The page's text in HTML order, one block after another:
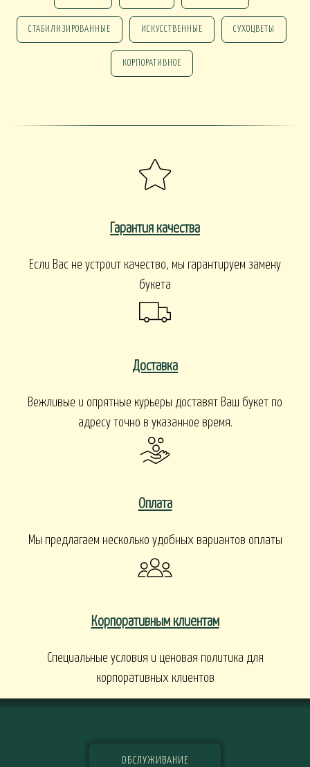
СТАБИЛИЗИРОВАННЫЕ ИСКУССТВЕННЫЕ СУХОЦВЕТЫ
КОРПОРАТИВНОЕ
Гарантия качества
Если Вас не устроит качество, мы гарантируем замену
букета
Доставка
Вежливые и опрятные курьеры доставят Ваш букет по
адресу точно в указанное время.
Оплата
Мы предлагаем несколько удобных вариантов оплаты
Корпоративным клиентам
Специальные условия и ценовая политика для
корпоративных клиентов
ОБСЛУЖИВАНИЕ